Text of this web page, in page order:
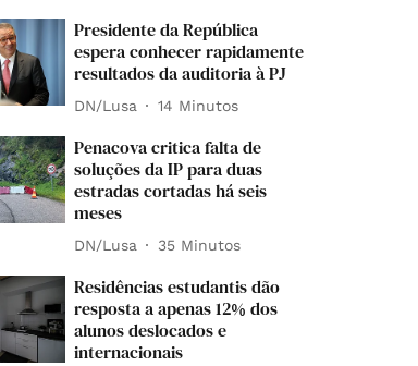
Presidente da República
espera conhecer rapidamente
resultados da auditoria à PJ
DN/Lusa 14 Minutos
Penacova critica falta de
soluções da IP para duas
estradas cortadas há seis
meses
DN/Lusa 35 Minutos
Residências estudantis dão
resposta a apenas 12% dos
alunos deslocados e
internacionais